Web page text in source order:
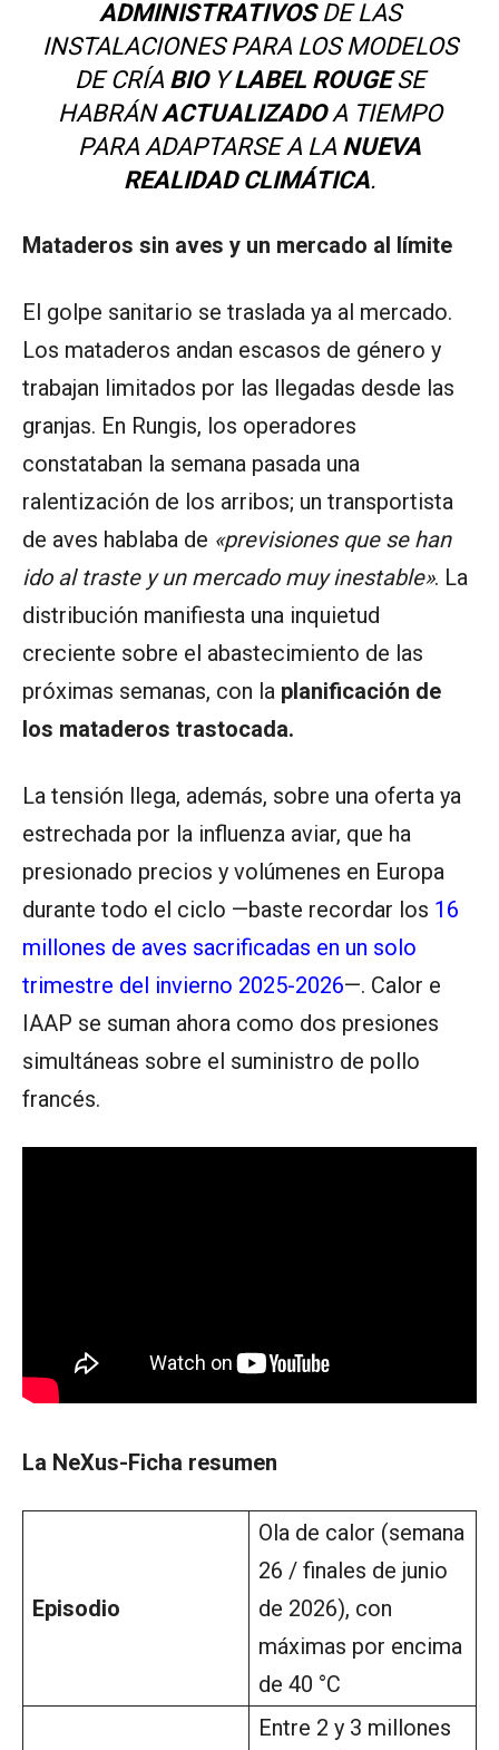
ADMINISTRATIVOSDE LAS
INSTALACIONES PARA LOS MODELOS
DE CRÍA BIO YLABEL ROUGESE
HABRÁNACTUALIZADOA TIEMPO
PARA ADAPTARSE A LA NUEVA
REALIDAD CLIMÁTICA.
Mataderos sin aves y un mercado al límite
El golpe sanitario se traslada ya al mercado.
Los mataderos andan escasos de género y
trabajan limitados por las llegadas desde las
granjas. En Rungis, los operadores
constataban la semana pasada una
ralentización de los arribos; un transportista
de aves hablaba de «previsiones que se han
ido al traste y un mercado muy inestable». La
distribución manifiesta una inquietud
creciente sobre el abastecimiento de las
próximas semanas, con la planificación de
los mataderos trastocada.
La tensión llega, además, sobre una oferta ya
estrechada por la influenza aviar, que ha
presionado precios y volúmenes en Europa
durante todo el ciclo —baste recordar los 16
millones de aves sacrificadas en un solo
trimestre del invierno 2025-2026—. Calor e
IAAP se suman ahora como dos presiones
simultáneas sobre el suministro de pollo
francés.
La NeXus-Ficha resumen
Episodio
Ola de calor (semana
26 / finales de junio
de 2026), con
máximas por encima
de 40 °C
Entre 2 y 3 millones